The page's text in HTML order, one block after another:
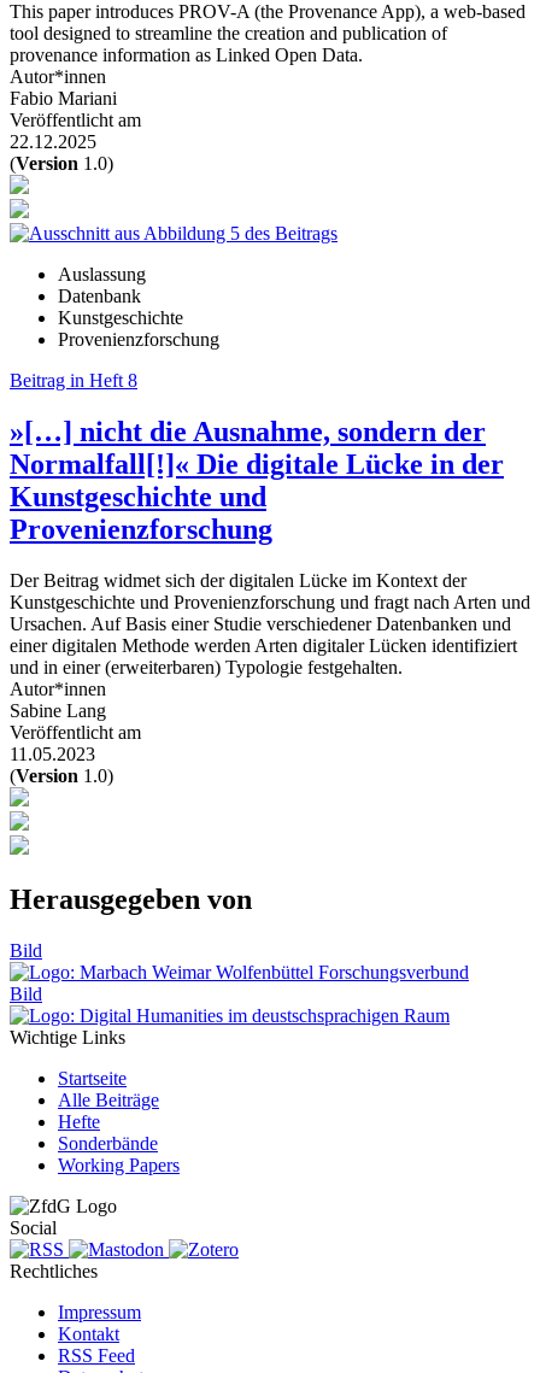
This paper introduces PROV-‍A (the Provenance App), a web-based
tool designed to streamline the creation and publication of
provenance information as Linked Open Data.
Autor*innen
Fabio Mariani
Veröffentlicht am
22.12.2025
(Version 1.0)
Auslassung
Datenbank
Kunstgeschichte
Provenienzforschung
Beitrag in Heft 8
»[…] nicht die Ausnahme, sondern der
Normalfall[!]« Die digitale Lücke in der
Kunstgeschichte und
Provenienzforschung
Der Beitrag widmet sich der digitalen Lücke im Kontext der
Kunstgeschichte und Provenienzforschung und fragt nach Arten und
Ursachen. Auf Basis einer Studie verschiedener Datenbanken und
einer digitalen Methode werden Arten digitaler Lücken identifiziert
und in einer (erweiterbaren) Typologie festgehalten.
Autor*innen
Sabine Lang
Veröffentlicht am
11.05.2023
(Version 1.0)
Herausgegeben von
Bild
Bild
Wichtige Links
Startseite
Alle Beiträge
Hefte
Sonderbände
Working Papers
Social
Rechtliches
Impressum
Kontakt
RSS Feed